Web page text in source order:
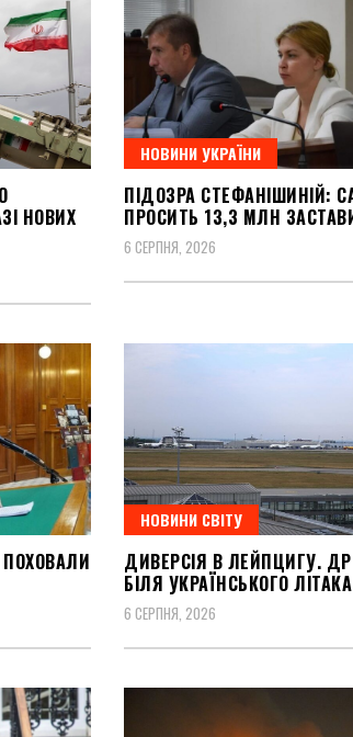
НОВИХ
НОВИНИ УКРАЇНИ
ПІДОЗРА СТЕФАНІШИНІЙ:
ПРОСИТЬ 13,3 МЛН
6 СЕРПНЯ, 2026
НОВИНИ СВІТУ
ДИВЕРСІЯ В ЛЕЙПЦИГУ.
БІЛЯ УКРАЇНСЬКОГО ЛІТАКА
6 СЕРПНЯ, 2026